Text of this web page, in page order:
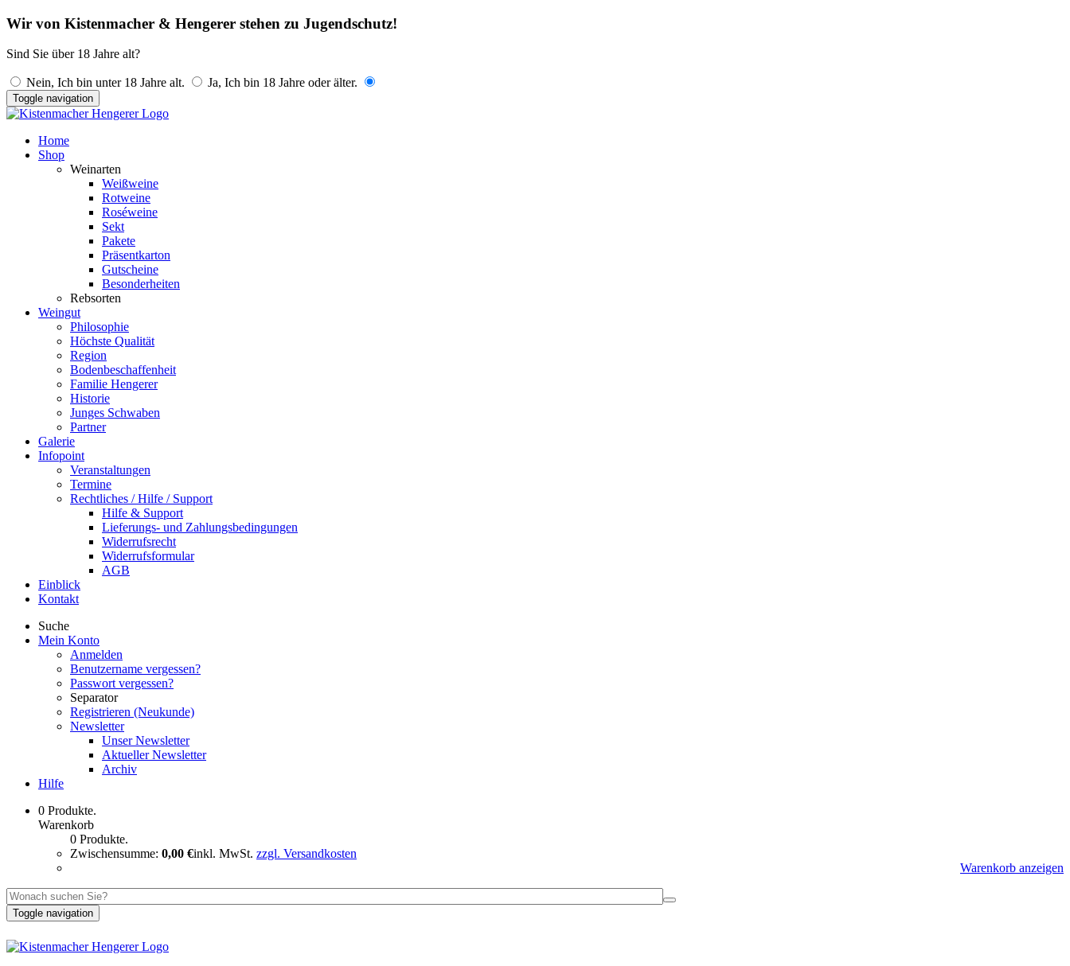
Wir von Kistenmacher & Hengerer stehen zu Jugendschutz!
Sind Sie über 18 Jahre alt?
Nein, Ich bin unter 18 Jahre alt. Ja, Ich bin 18 Jahre oder älter.
Toggle navigation
Home
Shop
Weinarten
Weißweine
Rotweine
Roséweine
Sekt
Pakete
Präsentkarton
Gutscheine
Besonderheiten
Rebsorten
Weingut
Philosophie
Höchste Qualität
Region
Bodenbeschaffenheit
Familie Hengerer
Historie
Junges Schwaben
Partner
Galerie
Infopoint
Veranstaltungen
Termine
Rechtliches / Hilfe / Support
Hilfe & Support
Lieferungs- und Zahlungsbedingungen
Widerrufsrecht
Widerrufsformular
AGB
Einblick
Kontakt
Suche
Mein Konto
Anmelden
Benutzername vergessen?
Passwort vergessen?
Separator
Registrieren (Neukunde)
Newsletter
Unser Newsletter
Aktueller Newsletter
Archiv
Hilfe
0 Produkte.
Warenkorb
0 Produkte.
Zwischensumme: 0,00 €inkl. MwSt. zzgl. Versandkosten
Warenkorb anzeigen
Toggle navigation